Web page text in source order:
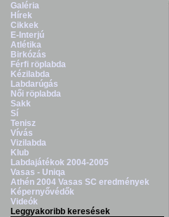
Galéria
Hírek
Cikkek
E-Interjú
Atlétika
Birkózás
Férfi röplabda
Kézilabda
Labdarúgás
Női röplabda
Sakk
Sí
Tenisz
Vívás
Vizilabda
Klub
Labdajátékok 2004-2005
Vasas - Uniqa
Athén 2004 Vasas SC eredmények
Képernyővédők
Videók
Leggyakoribb keresések